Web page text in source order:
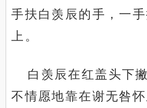
手扶白羡辰的手，一
上。
白羡辰在红盖头下
不情愿地靠在谢无咎